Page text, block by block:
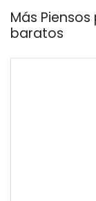
Más
baratos